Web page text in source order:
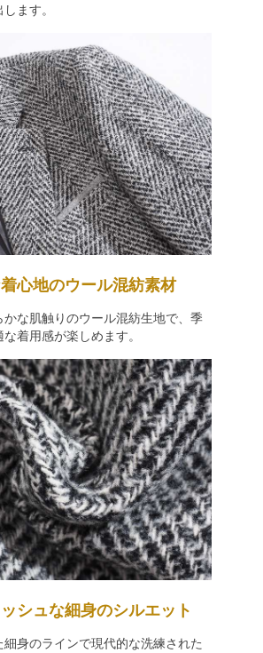
ます。
心地のウール混紡素材
かな肌触りのウール混紡生地で、季
着用感が楽しめます。
シュな細身のシルエット
身のラインで現代的な洗練された